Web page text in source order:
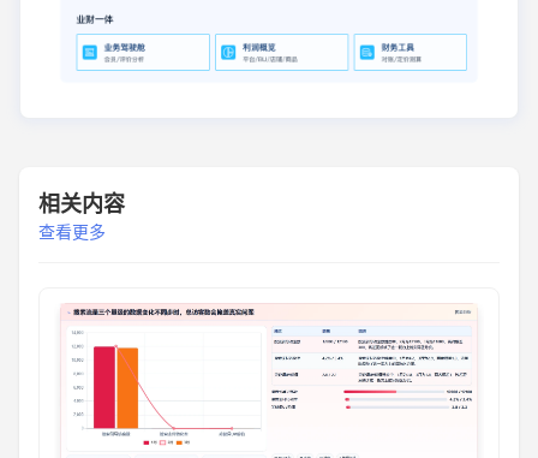
相关内容
查看更多